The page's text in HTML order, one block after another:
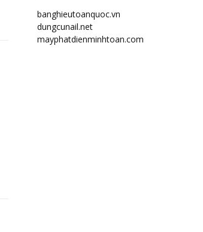
banghieutoanquoc.vn
dungcunail.net
mayphatdienminhtoan.com